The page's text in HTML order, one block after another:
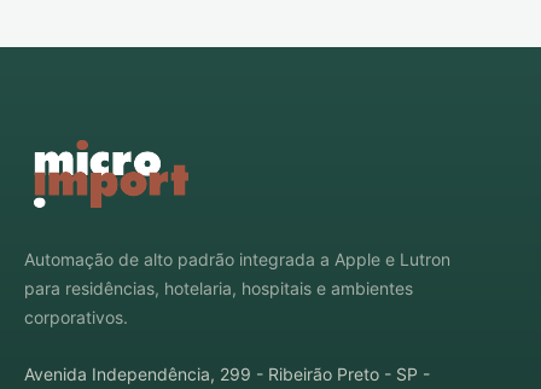
Automação de alto padrão integrada a Apple e Lutron
para residências, hotelaria, hospitais e ambientes
corporativos.
Avenida Independência, 299 - Ribeirão Preto - SP -